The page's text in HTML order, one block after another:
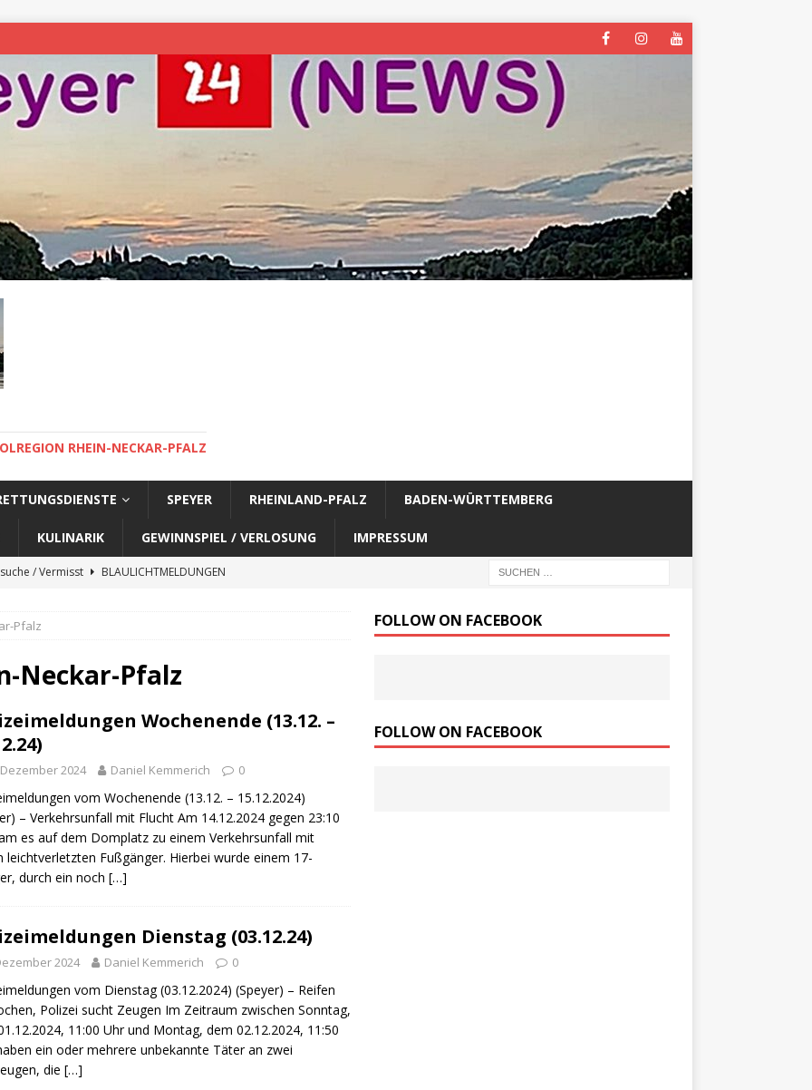
RHEIN-NECKAR-PFALZ
SPEYER RHEINLAND-PFALZ BADEN-WÜRTTEMBERG
KULINARIK GEWINNSPIEL / VERLOSUNG IMPRESSUM
/ Vermisst
BLAULICHTMELDUNGEN
/ Vermisst
/ Vermisst
SPEYER AKTUELL
/ Vermisst
BLAULICHTMELDUNGEN
/ Vermisst
/ Öffentlichkeitsfahndung
BLAULICHTMELDUNGEN
/ Vermisste Person
BLAULICHTMELDUNGEN
Polizei
BLAULICHTMELDUNGEN
– Militärischer Übungsplatz Dudenhofen / Speyer
UMWELT
spendet 10.000.- € an „Kinder unterm Regenbogen“
Blitzer / Geschwindigkeitsmessung für die KW 19 (05.05. –
Pfalz
Neckar-Pfalz
Wochenende (13.12. –
Dezember 2024 Daniel Kemmerich 0
vom Wochenende (13.12. – 15.12.2024)
– Verkehrsunfall mit Flucht Am 14.12.2024 gegen 23:10
es auf dem Domplatz zu einem Verkehrsunfall mit
leichtverletzten Fußgänger. Hierbei wurde einem 17-
durch ein noch […]
Dienstag (03.12.24)
2024 Daniel Kemmerich 0
vom Dienstag (03.12.2024) (Speyer) – Reifen
Polizei sucht Zeugen Im Zeitraum zwischen Sonntag,
11:00 Uhr und Montag, dem 02.12.2024, 11:50
ein oder mehrere unbekannte Täter an zwei
die […]
FOLLOW ON FACEBOOK
FOLLOW ON FACEBOOK